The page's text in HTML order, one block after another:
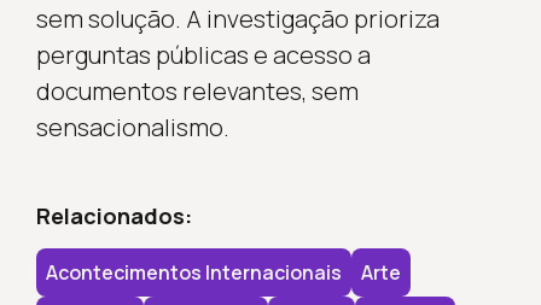
sem solução. A investigação prioriza
perguntas públicas e acesso a
documentos relevantes, sem
sensacionalismo.
Relacionados:
Acontecimentos Internacionais
Arte